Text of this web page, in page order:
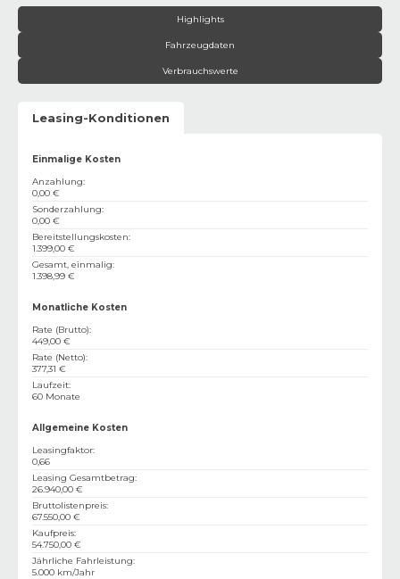
Highlights
Fahrzeugdaten
Verbrauchswerte
Leasing-Konditionen
Einmalige Kosten
Anzahlung:
0,00 €
Sonderzahlung:
0,00 €
Bereitstellungskosten:
1.399,00 €
Gesamt, einmalig:
1.398,99 €
Monatliche Kosten
Rate (Brutto):
449,00 €
Rate (Netto):
377,31 €
Laufzeit:
60 Monate
Allgemeine Kosten
Leasingfaktor:
0,66
Leasing Gesamtbetrag:
26.940,00 €
Bruttolistenpreis:
67.550,00 €
Kaufpreis:
54.750,00 €
Jährliche Fahrleistung:
5.000 km/Jahr